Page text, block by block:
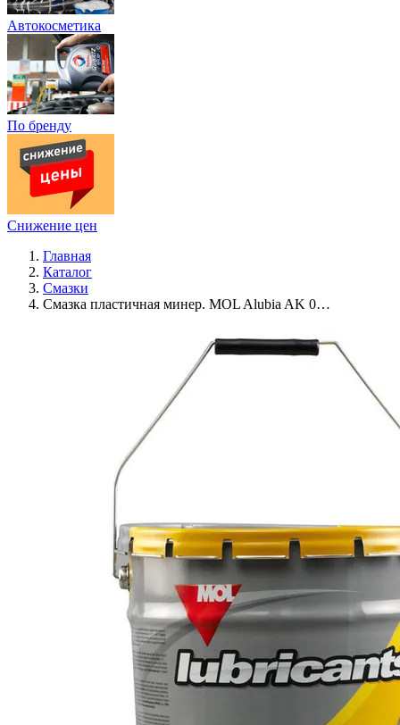
Автокосметика
По бренду
Снижение цен
Главная
Каталог
Смазки
Смазка пластичная минер. MOL Alubia AK 0…